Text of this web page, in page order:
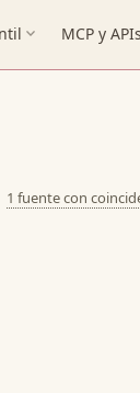
expand_more MCP y APIs
1 fuente con